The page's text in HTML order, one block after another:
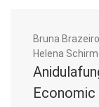
Bruna
Helena